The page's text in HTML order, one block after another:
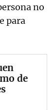
no
para
de